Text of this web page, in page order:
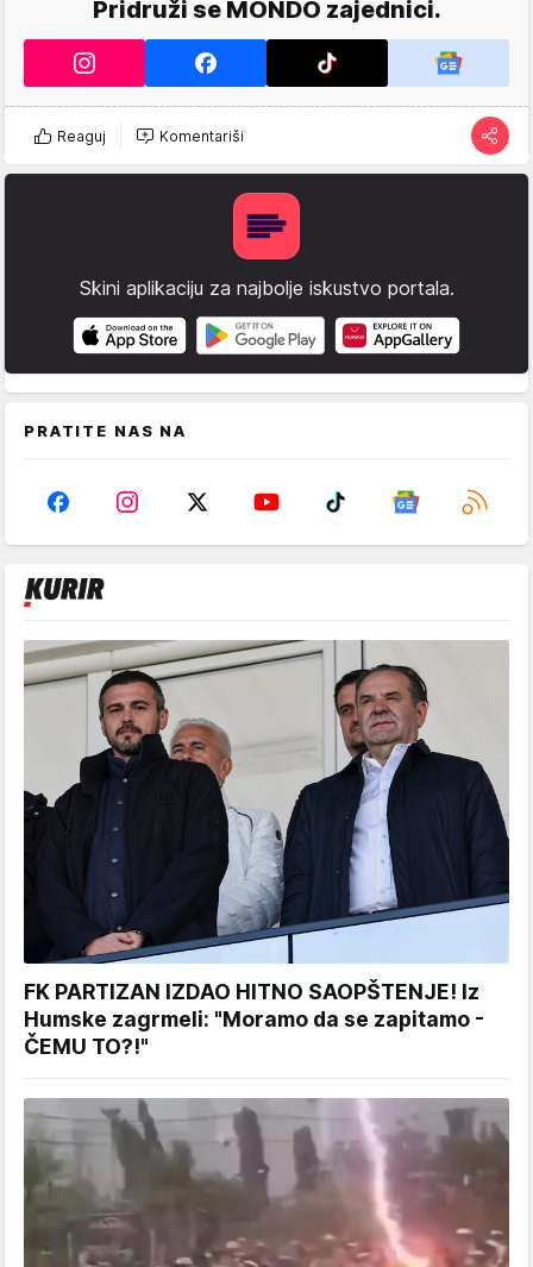
Pridruži se MONDO zajednici.
Reaguj Komentariši
Skini aplikaciju za najbolje iskustvo portala.
PRATITE NAS NA
FK PARTIZAN IZDAO HITNO SAOPŠTENJE! Iz
Humske zagrmeli: "Moramo da se zapitamo -
ČEMU TO?!"